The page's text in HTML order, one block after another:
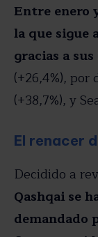
Entre enero
la que sigue
gracias a
(+26,4%), por
(+38,7%), y
El renacer
Decidido a
Qashqai se
demandado